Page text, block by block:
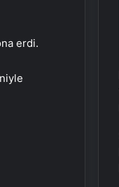
erdi.